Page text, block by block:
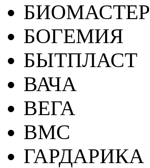
БИОМАСТЕР
БОГЕМИЯ
БЫТПЛАСТ
ВАЧА
ВЕГА
ВМС
ГАРДАРИКА